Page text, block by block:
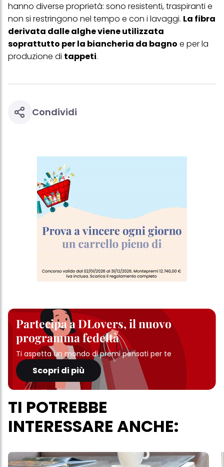
hanno diverse proprietà: sono resistenti, traspiranti e
non si restringono nel tempo e con i lavaggi. La fibra
derivata dalle alghe viene utilizzata
soprattutto per la biancheria da bagno e per la
produzione di tappeti.
Condividi
Partecipa a DLovers, il nuovo
programma fedeltà
Ti aspetta un mondo di premi pensati per te
Scopri di più
TI POTREBBE
INTERESSARE ANCHE: